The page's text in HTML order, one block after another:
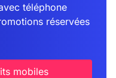
téléphone
réservées
mobiles